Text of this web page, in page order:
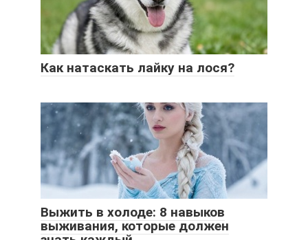
Как натаскать лайку на лося?
Выжить в холоде: 8 навыков
выживания, которые должен